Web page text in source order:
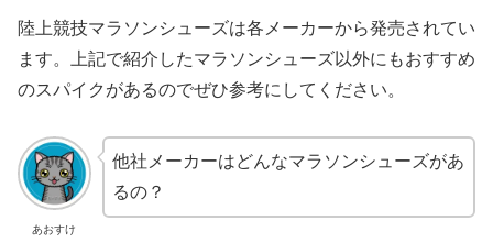
陸上競技マラソンシューズは各メーカーから発売されてい
ます。上記で紹介したマラソンシューズ以外にもおすすめ
のスパイクがあるのでぜひ参考にしてください。
あおすけ
他社メーカーはどんなマラソンシューズがあ
るの？